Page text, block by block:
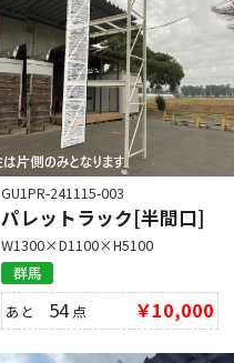
GU1PR-241115-003
パレットラック[半間口]
W1300×D1100×H5100
群馬
あと 54点 ￥10,000